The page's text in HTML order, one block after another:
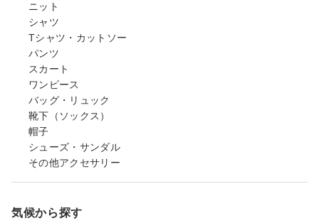
ニット
シャツ
Tシャツ・カットソー
パンツ
スカート
ワンピース
バッグ・リュック
靴下（ソックス）
帽子
シューズ・サンダル
その他アクセサリー
気候から探す